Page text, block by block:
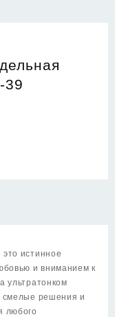
39
истинное
и вниманием к
ультратонком
смелые решения и
любого